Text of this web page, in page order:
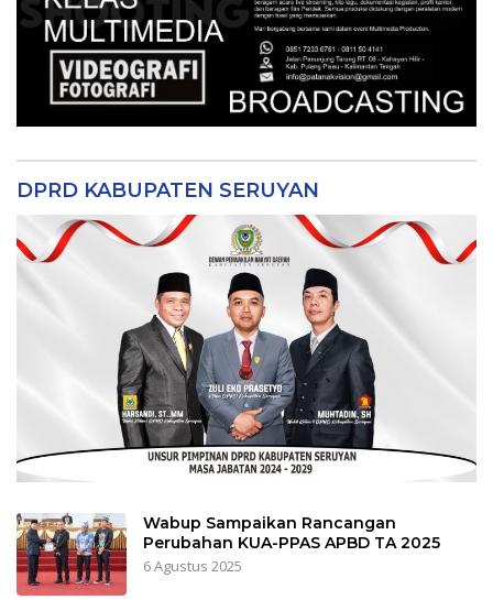
DPRD KABUPATEN SERUYAN
Wabup Sampaikan Rancangan
Perubahan KUA-PPAS APBD TA 2025
6 Agustus 2025